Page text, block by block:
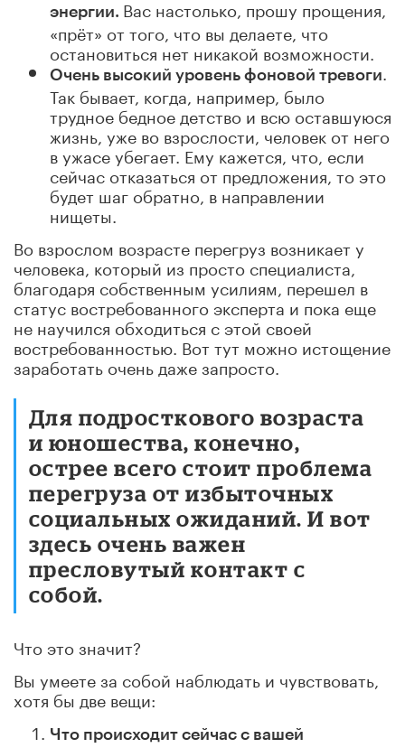
энергии. Вас настолько, прошу прощения,
«прёт» от того, что вы делаете, что
остановиться нет никакой возможности.
Очень высокий уровень фоновой тревоги
Так бывает, когда, например, было
трудное бедное детство и всю оставшуюся
жизнь, уже во взрослости, человек от него
в ужасе убегает. Ему кажется, что, если
сейчас отказаться от предложения, то это
будет шаг обратно, в направлении
нищеты.
Во взрослом возрасте перегруз возникает у
человека, который из просто специалиста,
благодаря собственным усилиям, перешел в
статус востребованного эксперта и пока еще
не научился обходиться с этой своей
востребованностью. Вот тут можно истощение
заработать очень даже запросто.
Для подросткового возраста
и юношества, конечно,
острее всего стоит проблема
перегруза от избыточных
социальных ожиданий. И вот
здесь очень важен
пресловутый контакт с
собой.
Что это значит?
Вы умеете за собой наблюдать и чувствовать,
хотя бы две вещи:
Что происходит сейчас с вашей